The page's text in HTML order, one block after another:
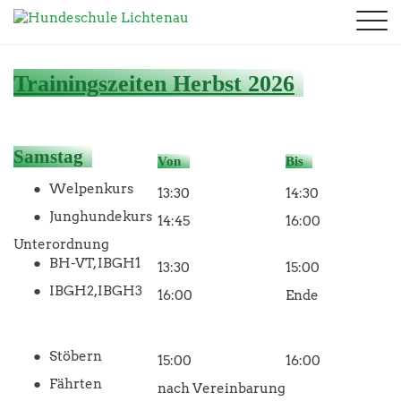
Ausbildungen
Welpen - Junghunde
Fährte
Stöbern
Rally Obedience
Seminare
Termine
Prüfungen
Seminare
Chronik
Trainer
Kontakt & Anfahrt
Fotogalerie
2026
2025
2024
2023
2022
Downloads
Datenschutz
Trainingszeiten Herbst 2026
Samstag Von Bis
Welpenkurs 13:30
14:30
Junghundekurs 14:45
16:00
Unterordnung
BH-VT, IBGH1
13:30
15:00
IBGH2,IBGH3
16:00 Ende
Stöbern 15:00
16:00
Fährten
nach Vereinbarung